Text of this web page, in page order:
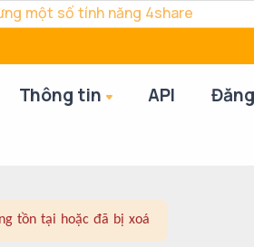
một số tính năng 4share
Thông tin API
tồn tại hoặc đã bị xoá